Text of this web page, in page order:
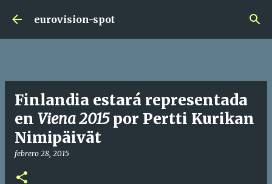
Ir al contenido principal
eurovision-spot
Finlandia estará representada
en Viena 2015por Pertti Kurikan
Nimipäivät
febrero 28, 2015